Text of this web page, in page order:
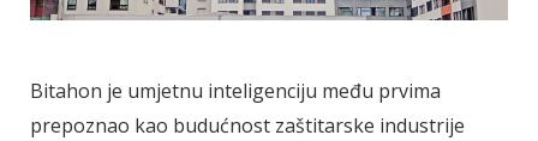
Bitahon je umjetnu inteligenciju među prvima
prepoznao kao budućnost zaštitarske industrije